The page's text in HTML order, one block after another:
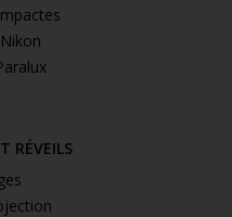
RÉVEILS